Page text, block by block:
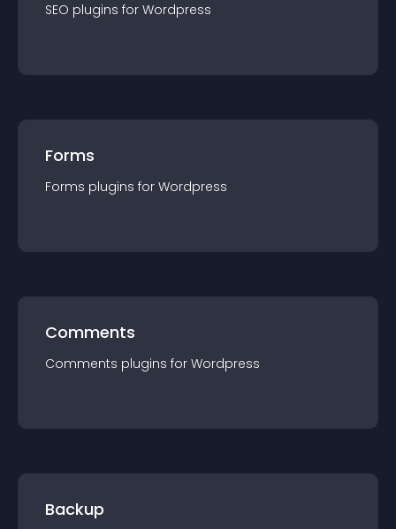
SEO plugins for Wordpress
Forms
Forms plugins for Wordpress
Comments
Comments plugins for Wordpress
Backup